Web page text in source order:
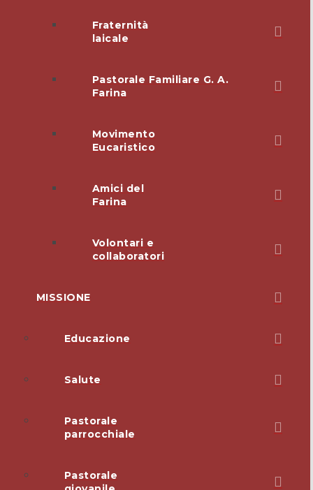
Fraternità
laicale
Pastorale Familiare G. A.
Farina
Movimento
Eucaristico
Amici del
Farina
Volontari e
collaboratori
MISSIONE
Educazione
Salute
Pastorale
parrocchiale
Pastorale